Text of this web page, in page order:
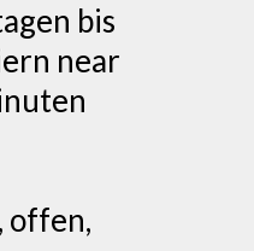
bis
near
offen,